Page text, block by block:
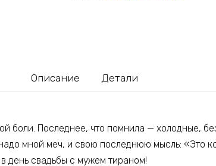
Описание Детали
боли. Последнее, что помнила — холодные,
мной меч, и свою последнюю мысль: «Это
день свадьбы с мужем тираном!